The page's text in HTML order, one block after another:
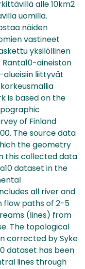
alle 10km2
uomilla.
näiden
vastineet
yksilöllinen
aineiston
liittyvät
is based on the
of Finland
The source data
the geometry
this collected data
dataset in the
all river and
flow paths of 2-5
(lines) from
The topological
corrected by Syke
dataset has been
lines through